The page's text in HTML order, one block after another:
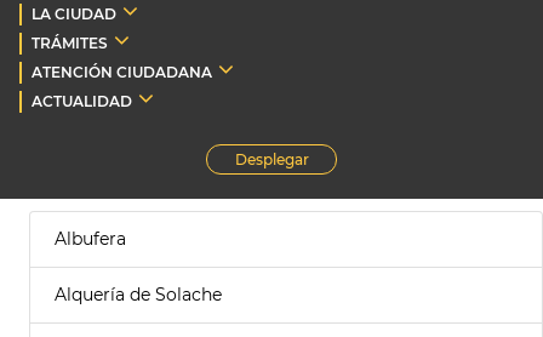
LA CIUDAD
TRÁMITES
ATENCIÓN CIUDADANA
ACTUALIDAD
Desplegar
Albufera
Alquería de Solache